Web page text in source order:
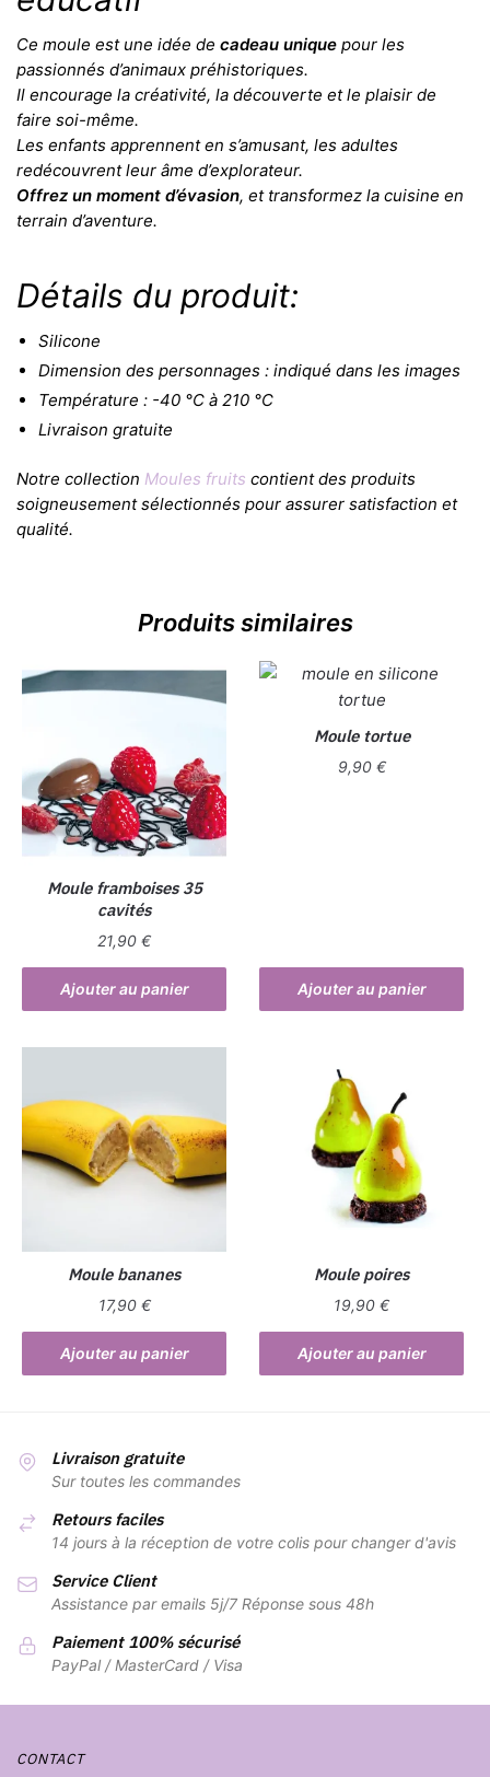
Ce moule est une idée de cadeau unique pour les
passionnés d’animaux préhistoriques.
Il encourage la créativité, la découverte et le plaisir de
faire soi-même.
Les enfants apprennent en s’amusant, les adultes
redécouvrent leur âme d’explorateur.
Offrez un moment d’évasion, et transformez la cuisine en
terrain d’aventure.
Détails du produit:
Silicone
Dimension des personnages : indiqué dans les images
Température : -40 °C à 210 °C
Livraison gratuite
Notre collection Moules fruits contient des produits
soigneusement sélectionnés pour assurer satisfaction et
qualité.
Produits similaires
Moule framboises 35
cavités
21,90€
Ajouter au panier
Moule tortue
9,90 €
Ajouter au panier
Moule bananes
17,90 €
Ajouter au panier
Moule poires
19,90€
Ajouter au panier
Livraison gratuite
Sur toutes les commandes
Retours faciles
14 jours à la réception de votre colis pour changer d'avis
Service Client
Assistance par emails 5j/7 Réponse sous 48h
Paiement 100% sécurisé
PayPal / MasterCard / Visa
CONTACT